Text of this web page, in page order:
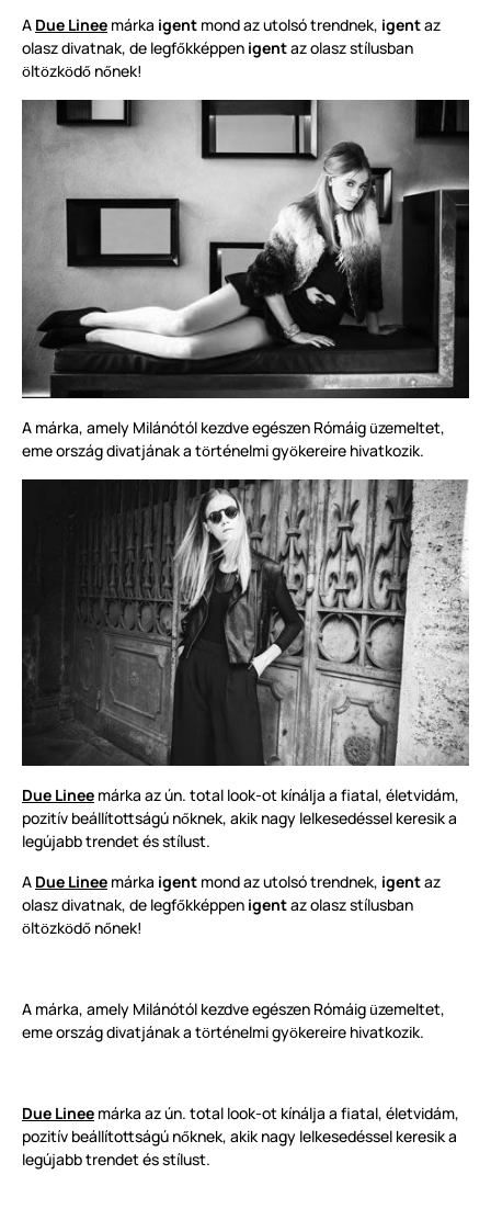
A Due Linee márka igent mond az utolsó trendnek, igentaz
olasz divatnak, de legfőkképpen igentaz olasz stílusban
öltözködő nőnek!
A márka, amely Milánótól kezdve egészen Rómáig üzemeltet,
eme ország divatjának a történelmi gyökereire hivatkozik.
Due Linee márka az ún. total look-ot kínálja a fiatal, életvidám,
pozitív beállítottságú nőknek, akik nagy lelkesedéssel keresik a
legújabb trendet és stílust.
A Due Linee márka igent mond az utolsó trendnek, igentaz
olasz divatnak, de legfőkképpen igentaz olasz stílusban
öltözködő nőnek!
A márka, amely Milánótól kezdve egészen Rómáig üzemeltet,
eme ország divatjának a történelmi gyökereire hivatkozik.
Due Linee márka az ún. total look-ot kínálja a fiatal, életvidám,
pozitív beállítottságú nőknek, akik nagy lelkesedéssel keresik a
legújabb trendet és stílust.